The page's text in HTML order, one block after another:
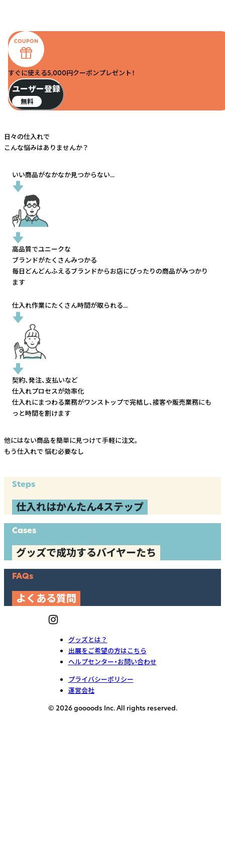
すぐに使える5,000円クーポンプレゼント！
ユーザー登録
無料
日々の仕入れで
こんな悩みはありませんか？
いい商品がなかなか見つからない...
高品質でユニークな
ブランドがたくさんみつかる
毎日どんどんふえるブランドからお店にぴったりの商品がみつかり
ます
仕入れ作業にたくさん時間が取られる...
契約、発注、支払いなど
仕入れプロセスが効率化
仕入れにまつわる業務がワンストップで完結し、接客や販売業務にも
っと時間を割けます
他にはない商品を簡単に見つけて手軽に注文。
もう仕入れで 悩む必要なし
Steps
仕入れはかんたん4ステップ
Cases
グッズで成功するバイヤーたち
FAQs
よくある質問
グッズとは？
出展をご希望の方はこちら
ヘルプセンター・お問い合わせ
プライバシーポリシー
運営会社
© 2026 goooods Inc. All rights reserved.